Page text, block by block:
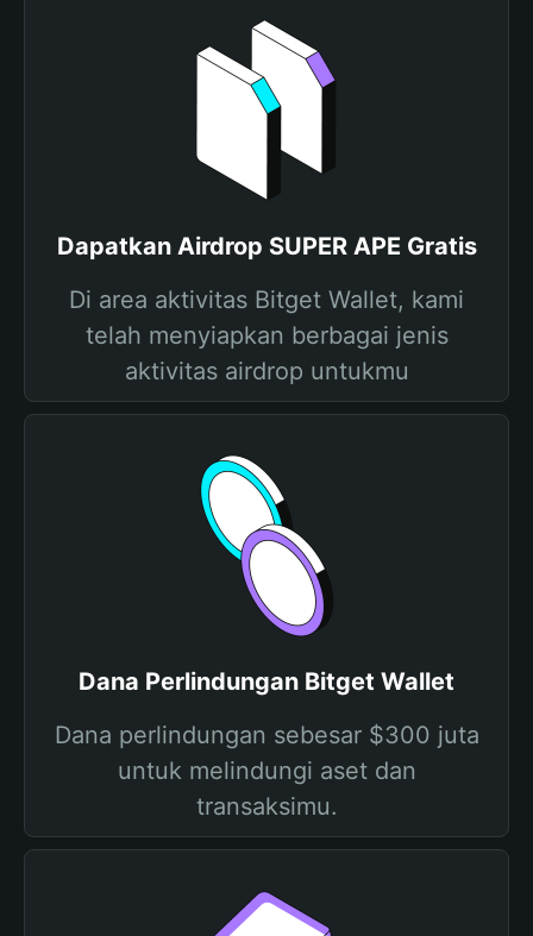
Dapatkan Airdrop SUPER APE Gratis
Di area aktivitas Bitget Wallet, kami
telah menyiapkan berbagai jenis
aktivitas airdrop untukmu
Dana Perlindungan Bitget Wallet
Dana perlindungan sebesar $300 juta
untuk melindungi aset dan
transaksimu.